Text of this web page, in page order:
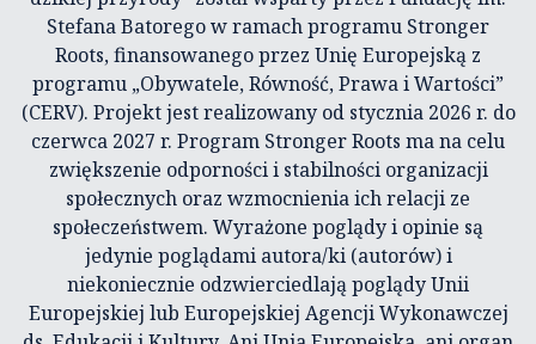
Stefana Batorego w ramach programu Stronger
Roots, finansowanego przez Unię Europejską z
programu „Obywatele, Równość, Prawa i Wartości”
(CERV). Projekt jest realizowany od stycznia 2026 r. do
czerwca 2027 r. Program Stronger Roots ma na celu
zwiększenie odporności i stabilności organizacji
społecznych oraz wzmocnienia ich relacji ze
społeczeństwem. Wyrażone poglądy i opinie są
jedynie poglądami autora/ki (autorów) i
niekoniecznie odzwierciedlają poglądy Unii
Europejskiej lub Europejskiej Agencji Wykonawczej